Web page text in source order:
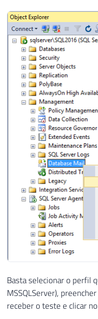
Basta selecionar o perfil
MSSQLServer),
receber o teste e clicar